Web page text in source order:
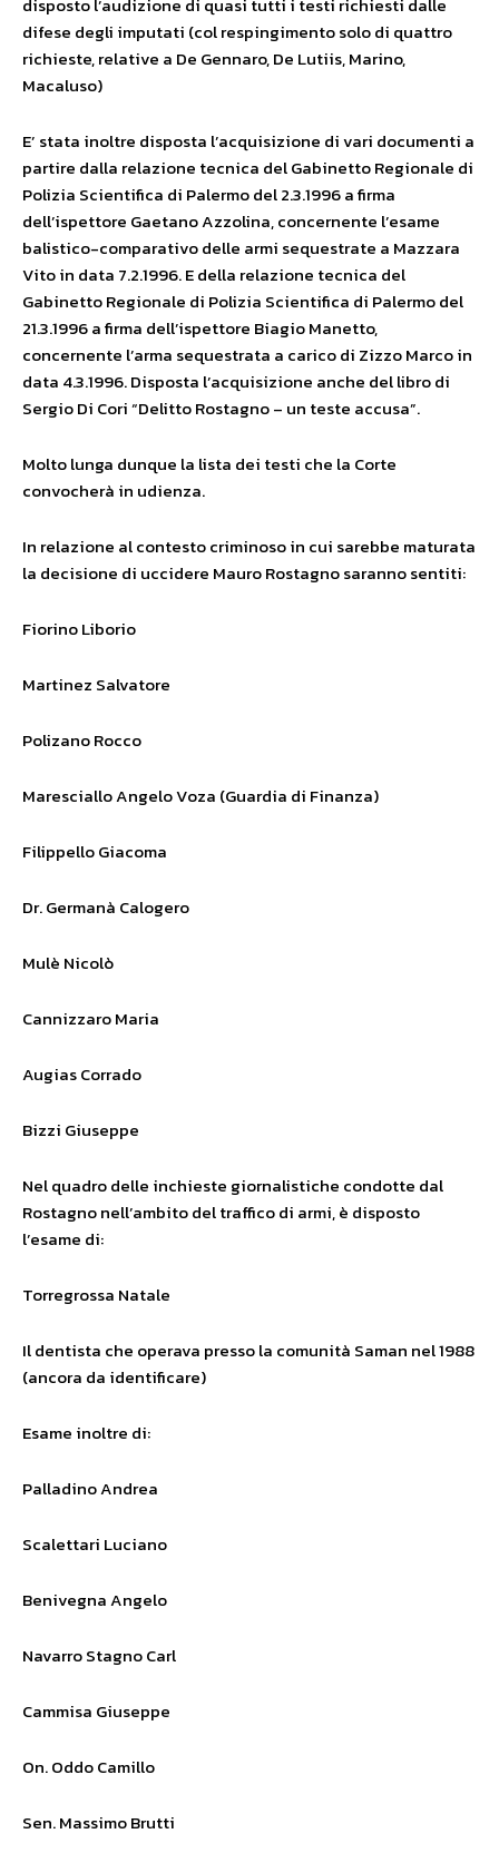
difese degli imputati (col respingimento solo di quattro
richieste, relative a De Gennaro, De Lutiis, Marino,
Macaluso)
E’ stata inoltre disposta l’acquisizione di vari documenti a
partire dalla relazione tecnica del Gabinetto Regionale di
Polizia Scientifica di Palermo del 2.3.1996 a firma
dell’ispettore Gaetano Azzolina, concernente l’esame
balistico-comparativo delle armi sequestrate a Mazzara
Vito in data 7.2.1996. E della relazione tecnica del
Gabinetto Regionale di Polizia Scientifica di Palermo del
21.3.1996 a firma dell’ispettore Biagio Manetto,
concernente l’arma sequestrata a carico di Zizzo Marco in
data 4.3.1996. Disposta l’acquisizione anche del libro di
Sergio Di Cori “Delitto Rostagno – un teste accusa”.
Molto lunga dunque la lista dei testi che la Corte
convocherà in udienza.
In relazione al contesto criminoso in cui sarebbe maturata
la decisione di uccidere Mauro Rostagno saranno sentiti:
Fiorino Liborio
Martinez Salvatore
Polizano Rocco
Maresciallo Angelo Voza (Guardia di Finanza)
Filippello Giacoma
Dr. Germanà Calogero
Mulè Nicolò
Cannizzaro Maria
Augias Corrado
Bizzi Giuseppe
Nel quadro delle inchieste giornalistiche condotte dal
Rostagno nell’ambito del traffico di armi, è disposto
l’esame di:
Torregrossa Natale
Il dentista che operava presso la comunità Saman nel 1988
(ancora da identificare)
Esame inoltre di:
Palladino Andrea
Scalettari Luciano
Benivegna Angelo
Navarro Stagno Carl
Cammisa Giuseppe
On. Oddo Camillo
Sen. Massimo Brutti